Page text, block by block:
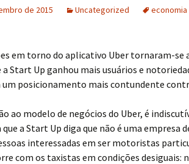
de 2015 Uncategorized
em torno do aplicativo Uber tornaram-se
a Start Up ganhou mais usuários e
um posicionamento mais contundente
ao modelo de negócios do Uber, é
que a Start Up diga que não é uma empresa
interessadas em ser motoristas
com os taxistas em condições desiguais: